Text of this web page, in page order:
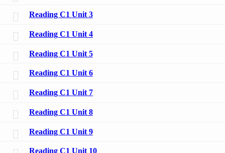
Reading C1 Unit 3
Reading C1 Unit 4
Reading C1 Unit 5
Reading C1 Unit 6
Reading C1 Unit 7
Reading C1 Unit 8
Reading C1 Unit 9
Reading C1 Unit 10